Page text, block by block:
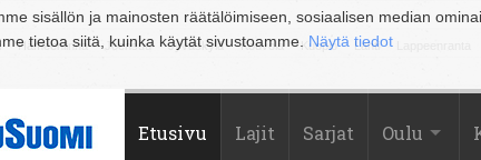
sisällön ja mainosten räätälöimiseen, sosiaalisen median
tietoa siitä, kuinka käytät sivustoamme. Näytä tiedot
Hämeenlinna Joensuu Jyväskylä Kouvola Kuopio Lahti
Etusivu Lajit Sarjat Oulu